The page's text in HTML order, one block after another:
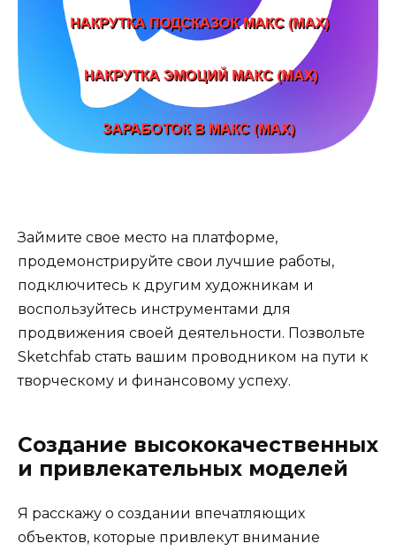
Займите свое место на платформе,
продемонстрируйте свои лучшие работы,
подключитесь к другим художникам и
воспользуйтесь инструментами для
продвижения своей деятельности. Позвольте
Sketchfab стать вашим проводником на пути к
творческому и финансовому успеху.
Создание высококачественных
и привлекательных моделей
Я расскажу о создании впечатляющих
объектов, которые привлекут внимание